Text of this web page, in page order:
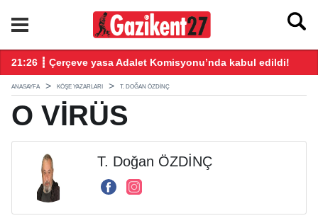
21:26 ┋ Çerçeve yasa Adalet Komisyonu’nda kabul edildi!
ANASAYFA KÖŞE YAZARLARI T. DOĞAN ÖZDİNÇ
O VİRÜS
T. Doğan ÖZDİNÇ